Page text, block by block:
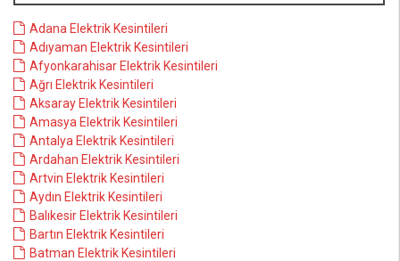
Adana Elektrik Kesintileri
Adıyaman Elektrik Kesintileri
Afyonkarahisar Elektrik Kesintileri
Ağrı Elektrik Kesintileri
Aksaray Elektrik Kesintileri
Amasya Elektrik Kesintileri
Antalya Elektrik Kesintileri
Ardahan Elektrik Kesintileri
Artvin Elektrik Kesintileri
Aydın Elektrik Kesintileri
Balıkesir Elektrik Kesintileri
Bartın Elektrik Kesintileri
Batman Elektrik Kesintileri